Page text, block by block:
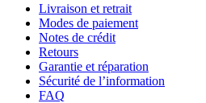
Livraison et retrait
Modes de paiement
Notes de crédit
Retours
Garantie et réparation
Sécurité de l’information
FAQ